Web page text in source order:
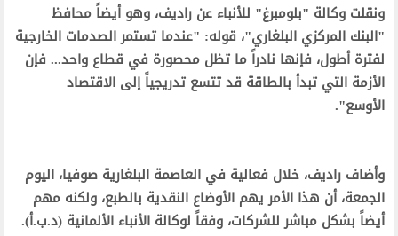
‫ونقلت وكالة "بلومبرغ" للأنباء عن راديف، وهو أيضاً محافظ
"البنك المركزي البلغاري"، قوله: "عندما تستمر الصدمات الخارجية
لفترة أطول، فإنها نادراً ما تظل محصورة في قطاع واحد... فإن
الأزمة التي تبدأ بالطاقة قد تتسع تدريجياً إلى الاقتصاد
الأوسع".‬
‫وأضاف راديف، خلال فعالية في العاصمة البلغارية صوفيا، اليوم
الجمعة، أن هذا الأمر يهم الأوضاع النقدية بالطبع، ولكنه مهم
أيضاً بشكل مباشر للشركات، وفقاً لوكالة الأنباء الألمانية (د.ب.أ).‬